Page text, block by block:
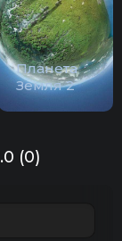
Планета
Земля 2
(0)